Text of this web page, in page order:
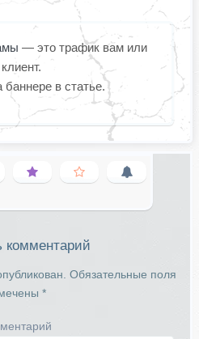
— это трафик вам или
клиент.
баннере в статье.
комментарий
Обязательные поля
*